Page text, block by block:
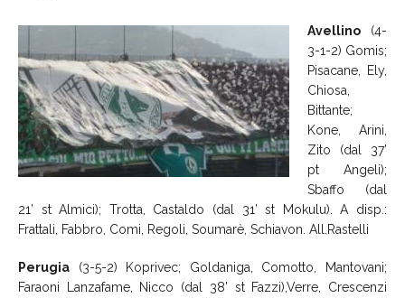
Avellino (4-
3-1-2) Gomis;
Pisacane, Ely,
Chiosa,
Bittante;
Kone, Arini,
Zito (dal 37’
pt Angeli);
Sbaffo (dal
21’ st Almici); Trotta, Castaldo (dal 31’ st Mokulu). A disp.:
Frattali, Fabbro, Comi, Regoli, Soumarè, Schiavon. All.Rastelli
Perugia (3-5-2) Koprivec; Goldaniga, Comotto, Mantovani;
Faraoni Lanzafame, Nicco (dal 38’ st Fazzi),Verre, Crescenzi